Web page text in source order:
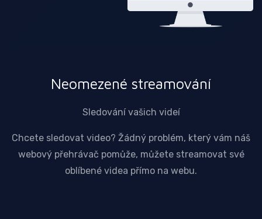
Neomezené streamování
Sledování vašich videí
Chcete sledovat video? Žádný problém, který vám náš
webový přehrávač pomůže, můžete streamovat své
oblíbené videa přímo na webu.